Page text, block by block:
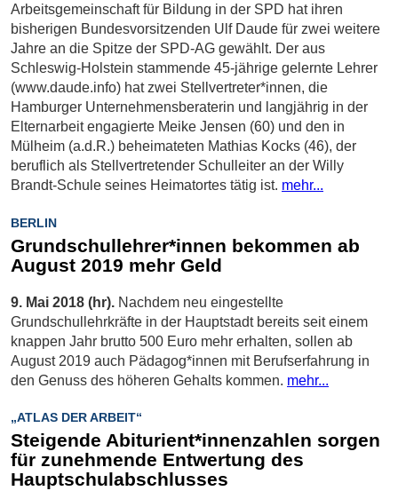
Arbeitsgemeinschaft für Bildung in der SPD hat ihren
bisherigen Bundesvorsitzenden Ulf Daude für zwei weitere
Jahre an die Spitze der SPD-AG gewählt. Der aus
Schleswig-Holstein stammende 45-jährige gelernte Lehrer
(www.daude.info) hat zwei Stellvertreter*innen, die
Hamburger Unternehmensberaterin und langjährig in der
Elternarbeit engagierte Meike Jensen (60) und den in
Mülheim (a.d.R.) beheimateten Mathias Kocks (46), der
beruflich als Stellvertretender Schulleiter an der Willy
Brandt-Schule seines Heimatortes tätig ist. mehr...
BERLIN
Grundschullehrer*innen bekommen ab
August 2019 mehr Geld
9. Mai 2018 (hr). Nachdem neu eingestellte
Grundschullehrkräfte in der Hauptstadt bereits seit einem
knappen Jahr brutto 500 Euro mehr erhalten, sollen ab
August 2019 auch Pädagog*innen mit Berufserfahrung in
den Genuss des höheren Gehalts kommen. mehr...
„ATLAS DER ARBEIT“
Steigende Abiturient*innenzahlen sorgen
für zunehmende Entwertung des
Hauptschulabschlusses